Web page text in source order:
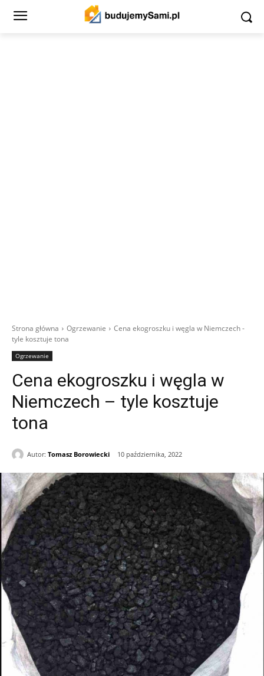
Strona główna Ogrzewanie
Cena ekogroszku i węgla w Niemczech -
tyle kosztuje tona
Ogrzewanie
Cena ekogroszku i węgla w
Niemczech – tyle kosztuje
tona
Autor: Tomasz Borowiecki 10 października, 2022